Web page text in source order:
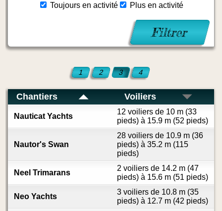
Toujours en activité Plus en activité
Filtrer
1 2 3 4
Chantiers Voiliers
Nauticat Yachts
12 voiliers de 10 m (33
pieds) à 15.9 m (52 pieds)
Nautor's Swan
28 voiliers de 10.9 m (36
pieds) à 35.2 m (115
pieds)
Neel Trimarans
2 voiliers de 14.2 m (47
pieds) à 15.6 m (51 pieds)
Neo Yachts
3 voiliers de 10.8 m (35
pieds) à 12.7 m (42 pieds)